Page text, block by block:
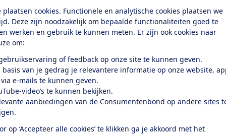
plaatsen cookies. Functionele en analytische cookies plaatsen we
Deze zijn noodzakelijk om bepaalde functionaliteiten goed te
werken en gebruik te kunnen meten. Er zijn ook cookies naar
om:
of feedback op onze site te kunnen geven.
basis van je gedrag je relevantere informatie op onze website,
e-mails te kunnen geven.
video’s te kunnen bekijken.
aanbiedingen van de Consumentenbond op andere sites
op ‘Accepteer alle cookies’ te klikken ga je akkoord met het
Al lid? Log in
je ver fietsen op een